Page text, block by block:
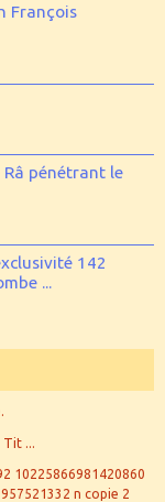
François
Râ pénétrant le
142
...